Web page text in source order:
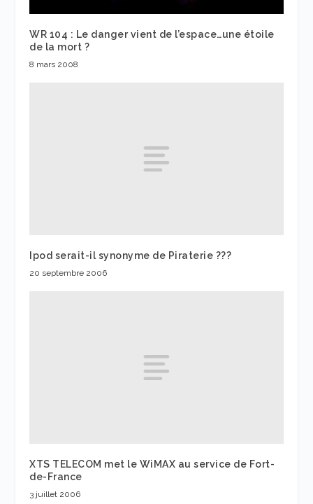
WR 104 : Le danger vient de l’espace…une étoile
de la mort ?
8 mars 2008
Ipod serait-il synonyme de Piraterie ???
20 septembre 2006
XTS TELECOM met le WiMAX au service de Fort-
de-France
3 juillet 2006